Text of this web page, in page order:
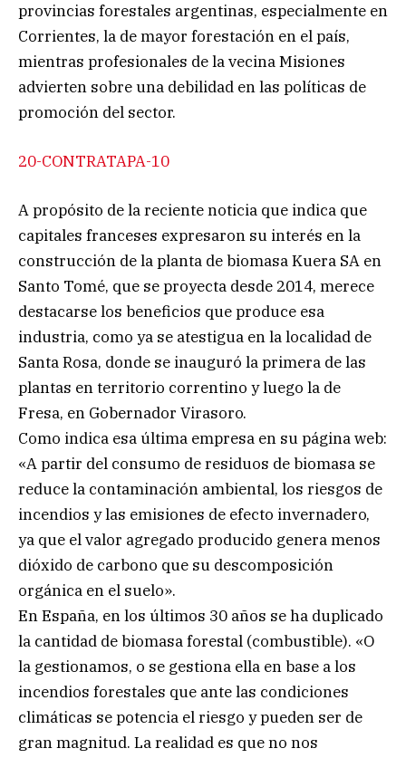
provincias forestales argentinas, especialmente en
Corrientes, la de mayor forestación en el país,
mientras profesionales de la vecina Misiones
advierten sobre una debilidad en las políticas de
promoción del sector.
20-CONTRATAPA-10
A propósito de la reciente noticia que indica que
capitales franceses expresaron su interés en la
construcción de la planta de biomasa Kuera SA en
Santo Tomé, que se proyecta desde 2014, merece
destacarse los beneficios que produce esa
industria, como ya se atestigua en la localidad de
Santa Rosa, donde se inauguró la primera de las
plantas en territorio correntino y luego la de
Fresa, en Gobernador Virasoro.
Como indica esa última empresa en su página web:
«A partir del consumo de residuos de biomasa se
reduce la contaminación ambiental, los riesgos de
incendios y las emisiones de efecto invernadero,
ya que el valor agregado producido genera menos
dióxido de carbono que su descomposición
orgánica en el suelo».
En España, en los últimos 30 años se ha duplicado
la cantidad de biomasa forestal (combustible). «O
la gestionamos, o se gestiona ella en base a los
incendios forestales que ante las condiciones
climáticas se potencia el riesgo y pueden ser de
gran magnitud. La realidad es que no nos